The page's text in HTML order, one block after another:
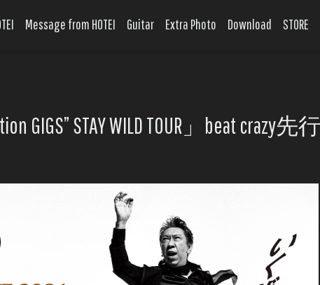
Message from HOTEI Guitar Extra Photo Download STORE
GIGS” STAY WILD TOUR」beat crazy